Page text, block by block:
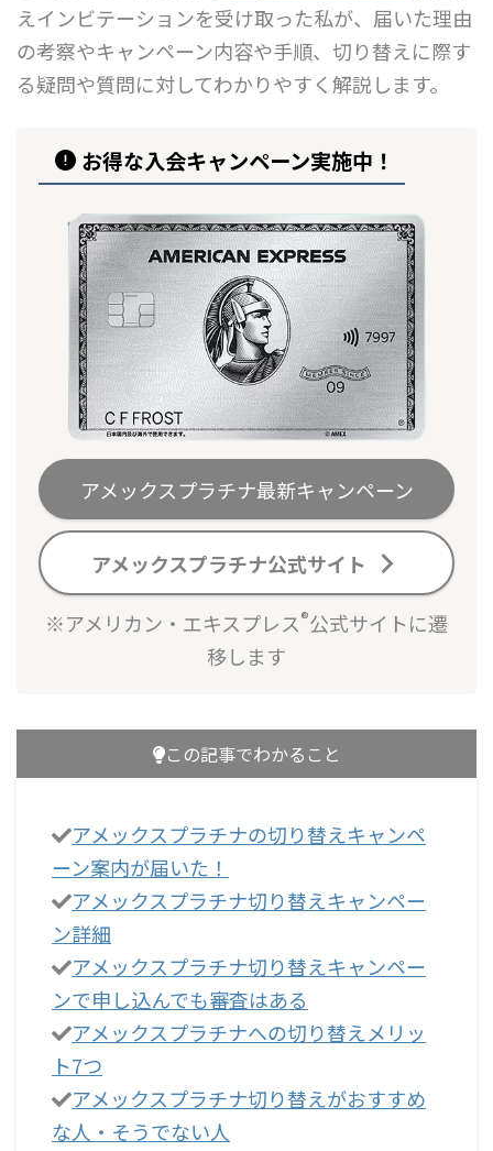
えインビテーションを受け取った私が、届いた理由
の考察やキャンペーン内容や手順、切り替えに際す
る疑問や質問に対してわかりやすく解説します。
お得な入会キャンペーン実施中！
アメックスプラチナ最新キャンペーン
アメックスプラチナ公式サイト
※アメリカン・エキスプレス®公式サイトに遷
移します
この記事でわかること
アメックスプラチナの切り替えキャンペ
ーン案内が届いた！
アメックスプラチナ切り替えキャンペー
ン詳細
アメックスプラチナ切り替えキャンペー
ンで申し込んでも審査はある
アメックスプラチナへの切り替えメリッ
ト7つ
アメックスプラチナ切り替えがおすすめ
な人・そうでない人